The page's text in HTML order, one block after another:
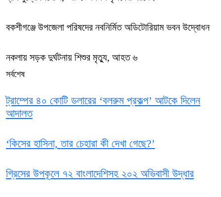
বকশীগঞ্জে উপজেলা পরিষদের নবনির্মিত অডিটোরিয়াম ভবন উদ্বোধন
নকলায় সড়ক দুর্ঘটনায় শিশুর মৃত্যু, আহত ৬
সর্বশেষ
ট্রাম্পের ৪০ কোটি ডলারের ‘বলরুম প্রকল্প’ আটকে দিলেন
আদালত
‘কিসের হাসিনা, তার চেহারা কী দেখা গেছে?’
গ্রিসের উপকূলে ৭২ বাংলাদেশিসহ ২০২ অভিবাসী উদ্ধার